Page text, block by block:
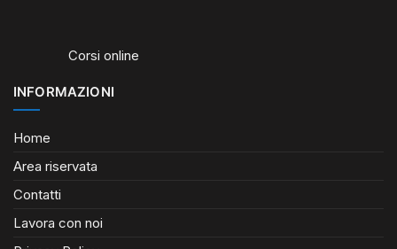
Corsi online
INFORMAZIONI
Home
Area riservata
Contatti
Lavora con noi